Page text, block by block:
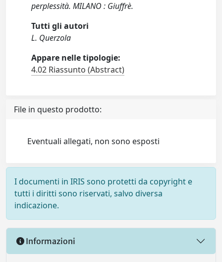
perplessità. MILANO : Giuffrè.
Tutti gli autori
L. Querzola
Appare nelle tipologie:
4.02 Riassunto (Abstract)
File in questo prodotto:
Eventuali allegati, non sono esposti
I documenti in IRIS sono protetti da copyright e
tutti i diritti sono riservati, salvo diversa
indicazione.
Informazioni